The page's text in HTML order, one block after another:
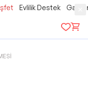
Evlilik Destek